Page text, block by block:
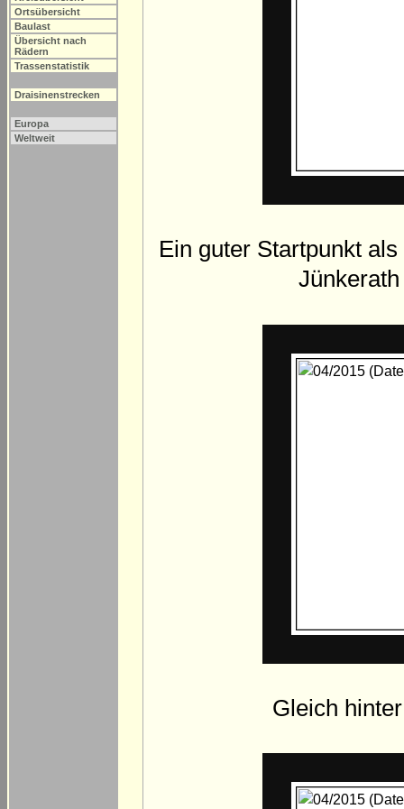
Ortsübersicht
Baulast
Übersicht nach
Rädern
Trassenstatistik
Draisinenstrecken
Europa
Weltweit
Ein guter Startpunkt
Gleich